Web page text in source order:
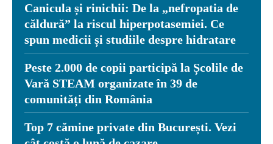
Canicula și rinichii: De la „nefropatia de
căldură” la riscul hiperpotasemiei. Ce
spun medicii și studiile despre hidratare
Peste 2.000 de copii participă la Școlile de
Vară STEAM organizate în 39 de
comunități din România
Top 7 cămine private din București. Vezi